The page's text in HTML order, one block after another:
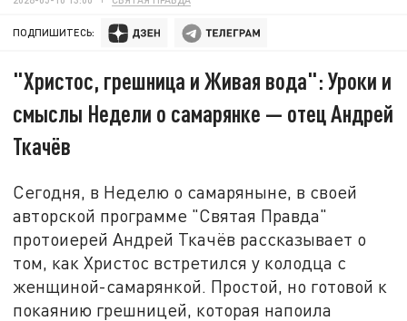
ПОДПИШИТЕСЬ:
"Христос, грешница и Живая вода": Уроки и
смыслы Недели о самарянке — отец Андрей
Ткачёв
Сегодня, в Неделю о самаряныне, в своей
авторской программе "Святая Правда"
протоиерей Андрей Ткачёв рассказывает о
том, как Христос встретился у колодца с
женщиной-самарянкой. Простой, но готовой к
покаянию грешницей, которая напоила